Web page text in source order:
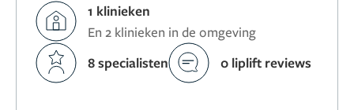
1 klinieken
En 2 klinieken in de omgeving
8 specialisten
0 liplift reviews